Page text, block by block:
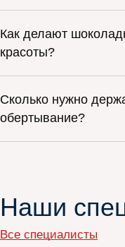
Как делают
красоты?
Сколько нужно
обертывание?
Наши
Все специалисты